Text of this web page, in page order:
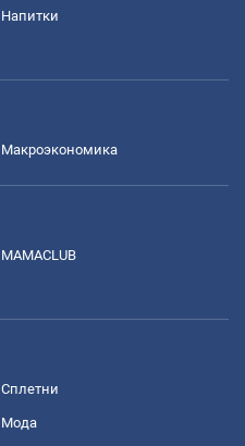
Напитки
Mакроэкономика
MAMACLUB
Сплетни
Мода